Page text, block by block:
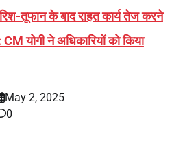
तूफान के बाद राहत कार्य तेज करने
CM योगी ने अधिकारियों को किया
May 2, 2025
0